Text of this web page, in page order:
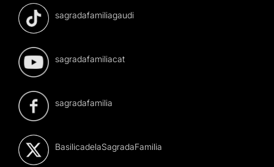
sagradafamiliagaudi
sagradafamiliacat
sagradafamilia
BasilicadelaSagradaFamilia